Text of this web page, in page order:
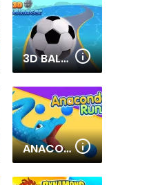
3D BALL BALANCER
ANACONDA RUNNER